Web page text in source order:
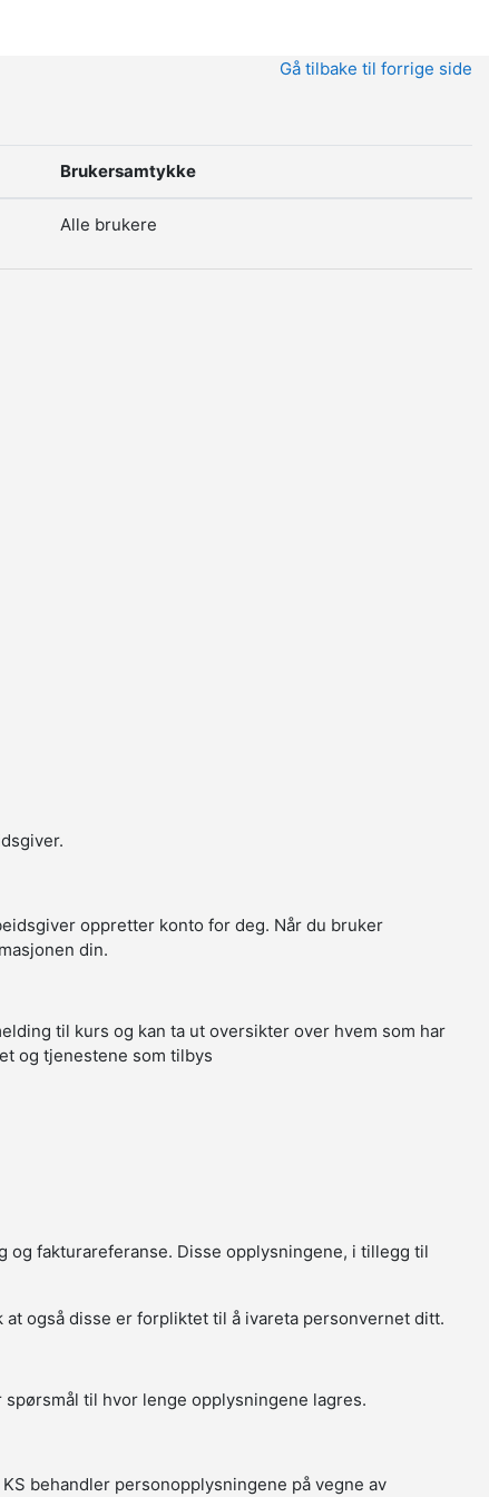
Gå tilbake til forrige side
Brukersamtykke
Alle brukere
oppretter konto for deg. Når du bruker
din.
til kurs og kan ta ut oversikter over hvem som har
og tjenestene som tilbys
og fakturareferanse. Disse opplysningene, i tillegg til
også disse er forpliktet til å ivareta personvernet ditt.
til hvor lenge opplysningene lagres.
behandler personopplysningene på vegne av